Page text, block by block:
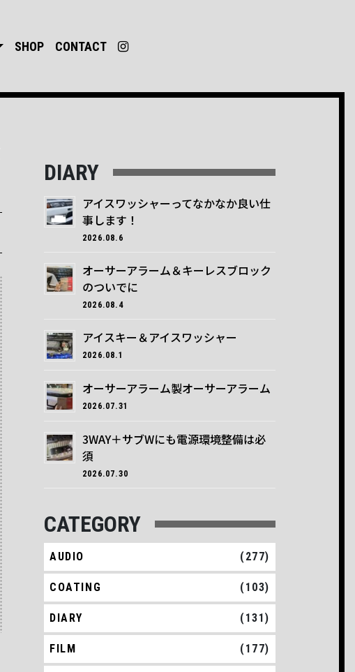
SHOP CONTACT
DIARY
アイスワッシャーってなかなか良い仕
事します！
2026.08.6
オーサーアラーム＆キーレスブロック
のついでに
2026.08.4
アイスキー＆アイスワッシャー
2026.08.1
オーサーアラーム製オーサーアラーム
2026.07.31
3WAY＋サブWにも電源環境整備は必
須
2026.07.30
CATEGORY
AUDIO (277)
COATING (103)
DIARY (131)
FILM (177)